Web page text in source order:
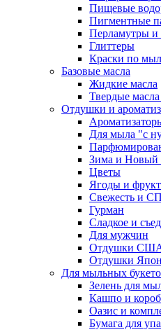
Пищевые
Пигментные
Перламутры
Глиттеры
Краски по
Базовые масла
Жидкие масла
Твердые
Отдушки и
Для мыла "с
Зима и Новый
Цветы
Ягоды и
Свежесть и
Гурман
Сладкое и
Для мужчин
Отдушки
Отдушки
Для мыльных
Зелень для
Кашпо и
Оазис и
Бумага для